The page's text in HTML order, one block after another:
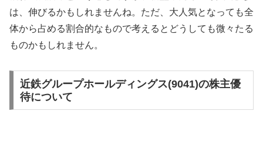
は、伸びるかもしれませんね。ただ、大人気となっても全
体から占める割合的なもので考えるとどうしても微々たる
ものかもしれません。
近鉄グループホールディングス(9041)の株主優
待について